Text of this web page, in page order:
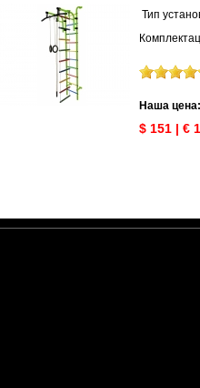
Тип
Наша
$ 151 | €